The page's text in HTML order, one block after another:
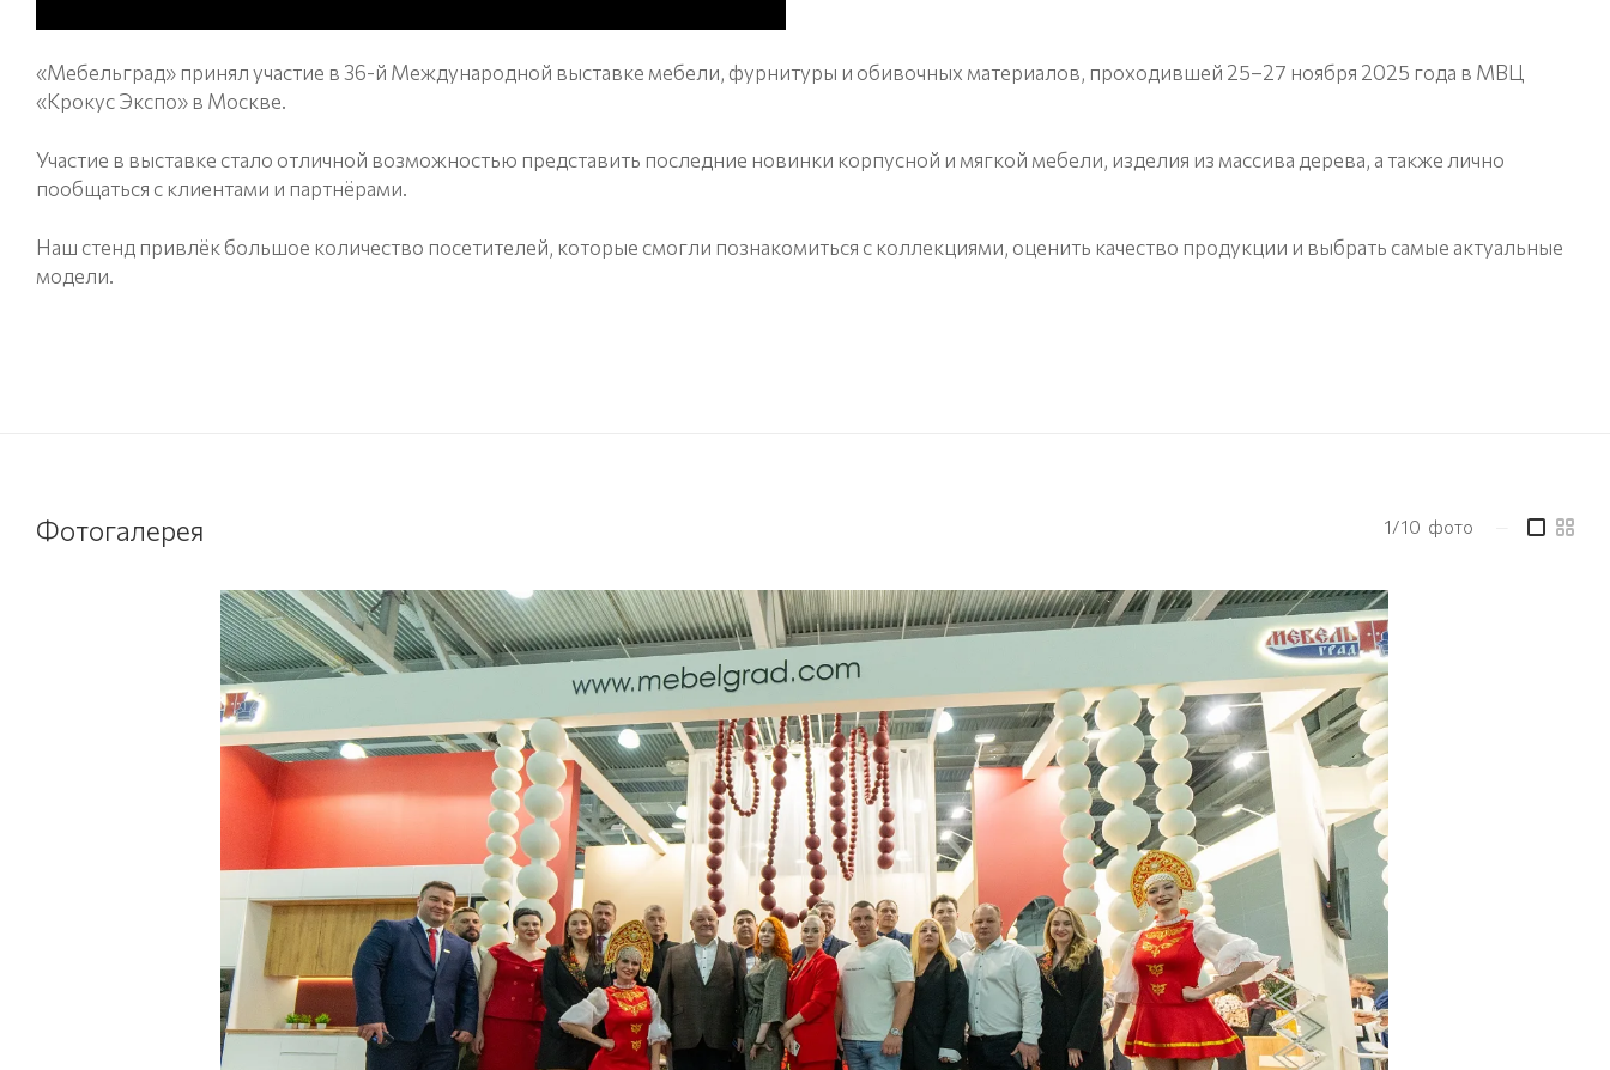
«Мебельград» принял участие в 36-й Международной выставке мебели, фурнитуры и обивочных материалов, проходившей 25–27 ноября 2025 года в МВЦ
«Крокус Экспо» в Москве.
Участие в выставке стало отличной возможностью представить последние новинки корпусной и мягкой мебели, изделия из массива дерева, а также лично
пообщаться с клиентами и партнёрами.
Наш стенд привлёк большое количество посетителей, которые смогли познакомиться с коллекциями, оценить качество продукции и выбрать самые актуальные
модели.
Фотогалерея 1/10 фото